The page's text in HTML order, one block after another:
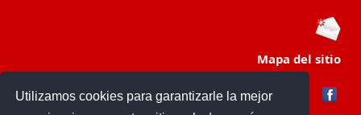
Utilizamos cookies para garantizarle la mejor
Mapa del sitio